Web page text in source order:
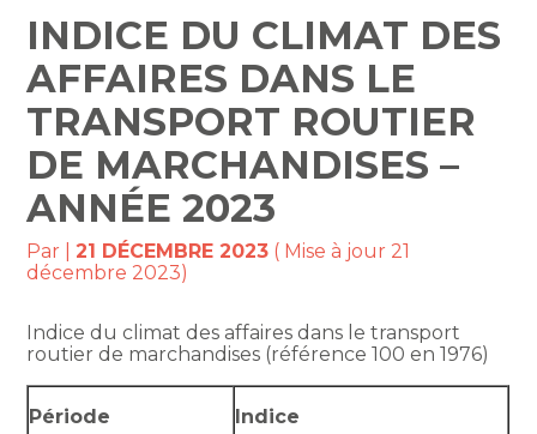
INDICE DU CLIMAT DES
AFFAIRES DANS LE
TRANSPORT ROUTIER
DE MARCHANDISES –
ANNÉE 2023
Par |21 DÉCEMBRE 2023 ( Mise à jour 21
décembre 2023)
Indice du climat des affaires dans le transport
routier de marchandises (référence 100 en 1976)
Période Indice